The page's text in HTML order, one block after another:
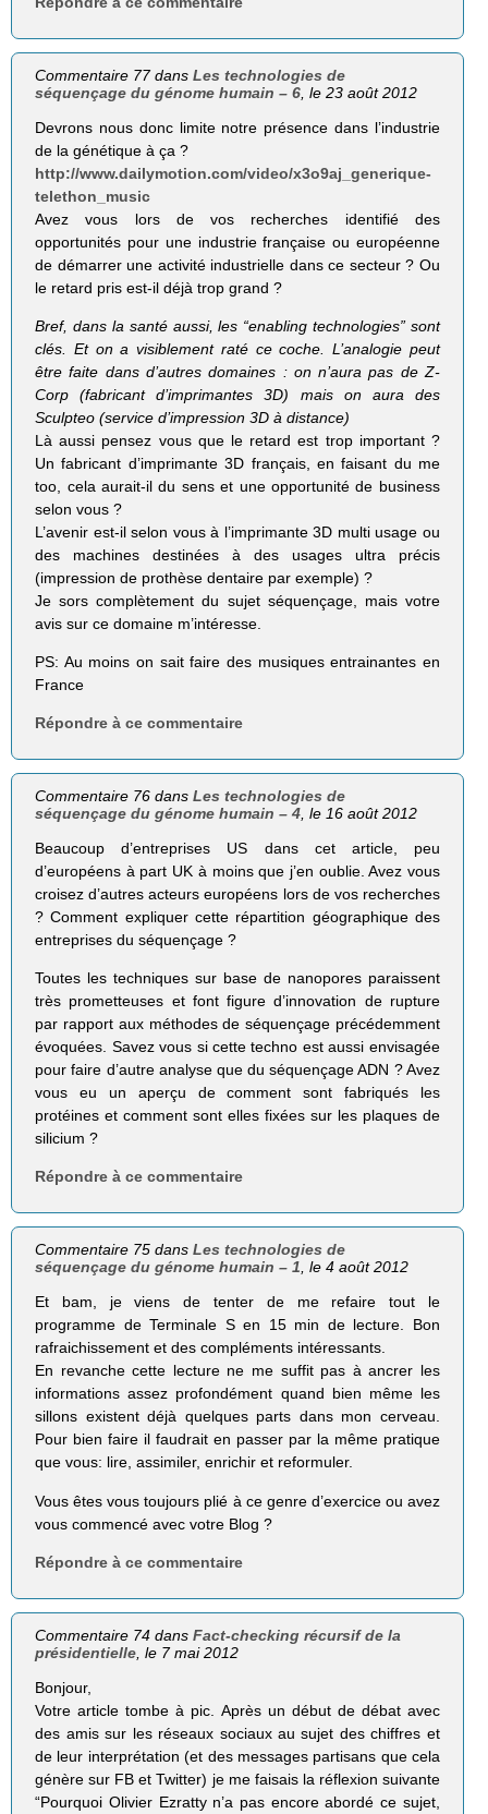
Commentaire 77 dansLes technologies de
séquençage du génome humain – 6 , le 23 août 2012
Devrons nous donc limite notre présence dans l’industrie
de la génétique à ça ?
http://www.dailymotion.com/video/x3o9aj_generique-
telethon_music
Avez vous lors de vos recherches identifié des
opportunités pour une industrie française ou européenne
de démarrer une activité industrielle dans ce secteur ? Ou
le retard pris est-il déjà trop grand ?
Bref, dans la santé aussi, les “enabling tech­no­lo­gies” sont
clés. Et on a visi­ble­ment raté ce coche. L’analogie peut
être faite dans d’autres domaines : on n’aura pas de Z-
Corp (fabri­cant d’imprimantes 3D) mais on aura des
Sculp­teo (ser­vice d’impression 3D à dis­tance)
Là aussi pensez vous que le retard est trop important ?
Un fabricant d’imprimante 3D français, en faisant du me
too, cela aurait-il du sens et une opportunité de business
selon vous ?
L’avenir est-il selon vous à l’imprimante 3D multi usage ou
des machines destinées à des usages ultra précis
(impression de prothèse dentaire par exemple) ?
Je sors complètement du sujet séquençage, mais votre
avis sur ce domaine m’intéresse.
PS: Au moins on sait faire des musiques entrainantes en
France
Répondre à ce commentaire
Commentaire 76 dansLes technologies de
séquençage du génome humain – 4 , le 16 août 2012
Beaucoup d’entreprises US dans cet article, peu
d’européens à part UK à moins que j’en oublie. Avez vous
croisez d’autres acteurs européens lors de vos recherches
? Comment expliquer cette répartition géographique des
entreprises du séquençage ?
Toutes les techniques sur base de nanopores paraissent
très prometteuses et font figure d’innovation de rupture
par rapport aux méthodes de séquençage précédemment
évoquées. Savez vous si cette techno est aussi envisagée
pour faire d’autre analyse que du séquençage ADN ? Avez
vous eu un aperçu de comment sont fabriqués les
protéines et comment sont elles fixées sur les plaques de
silicium ?
Répondre à ce commentaire
Commentaire 75 dansLes technologies de
séquençage du génome humain – 1, le 4 août 2012
Et bam, je viens de tenter de me refaire tout le
programme de Terminale S en 15 min de lecture. Bon
rafraichissement et des compléments intéressants.
En revanche cette lecture ne me suffit pas à ancrer les
informations assez profondément quand bien même les
sillons existent déjà quelques parts dans mon cerveau.
Pour bien faire il faudrait en passer par la même pratique
que vous: lire, assimiler, enrichir et reformuler.
Vous êtes vous toujours plié à ce genre d’exercice ou avez
vous commencé avec votre Blog ?
Répondre à ce commentaire
Commentaire 74 dansFact-checking récursif de la
présidentielle , le 7 mai 2012
Bonjour,
Votre article tombe à pic. Après un début de débat avec
des amis sur les réseaux sociaux au sujet des chiffres et
de leur interprétation (et des messages partisans que cela
génère sur FB et Twitter) je me faisais la réflexion suivante
“Pourquoi Olivier Ezratty n’a pas encore abordé ce sujet,